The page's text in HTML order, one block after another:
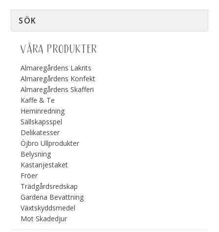
VÅRA PRODUKTER
Almaregårdens Lakrits
Almaregårdens Konfekt
Almaregårdens Skafferi
Kaffe & Te
Heminredning
Sällskapsspel
Delikatesser
Öjbro Ullprodukter
Belysning
Kastanjestaket
Fröer
Trädgårdsredskap
Gardena Bevattning
Växtskyddsmedel
Mot Skadedjur